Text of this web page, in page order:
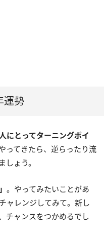
運勢
にとってターニングポイ
ってきたら、逆らったり流
しょう。
。やってみたいことがあ
ャレンジしてみて。新し
チャンスをつかめるでし